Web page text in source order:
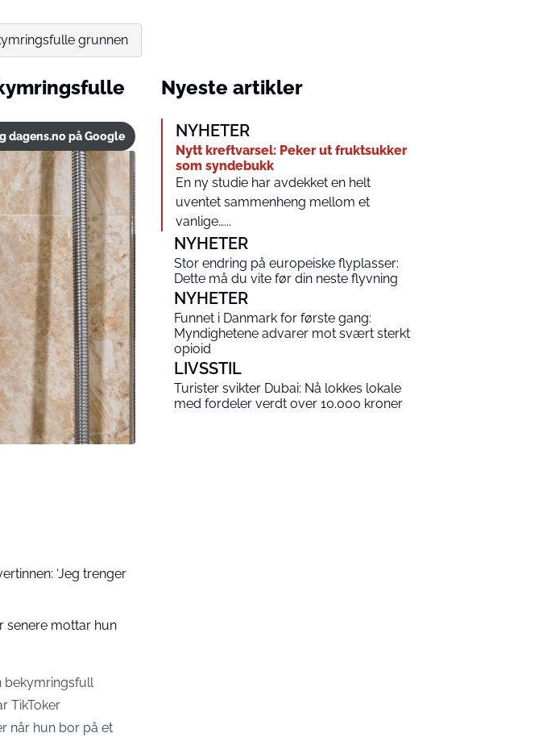
grunnen
dagens.no på Google
‘Jeg trenger
senere mottar hun
bekymringsfull
TikToker
når hun bor på et
Nyeste artikler
NYHETER
Nytt kreftvarsel: Peker ut fruktsukker
som syndebukk
En ny studie har avdekket en helt
uventet sammenheng mellom et
vanlige…...
NYHETER
Stor endring på europeiske flyplasser:
Dette må du vite før din neste flyvning
NYHETER
Funnet i Danmark for første gang:
Myndighetene advarer mot svært sterkt
opioid
LIVSSTIL
Turister svikter Dubai: Nå lokkes lokale
med fordeler verdt over 10.000 kroner